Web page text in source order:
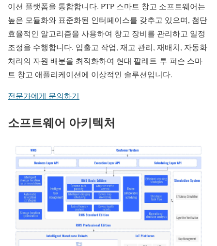
이션 플랫폼을 통합합니다. PTP 스마트 창고 소프트웨어는
높은 모듈화와 표준화된 인터페이스를 갖추고 있으며, 첨단
효율적인 알고리즘을 사용하여 창고 장비를 관리하고 일정
조정을 수행합니다. 입출고 작업, 재고 관리, 재배치, 자동화
처리의 자원 배분을 최적화하여 현대 팔레트-투-퍼슨 스마
트 창고 애플리케이션에 이상적인 솔루션입니다.
전문가에게 문의하기
소프트웨어 아키텍처